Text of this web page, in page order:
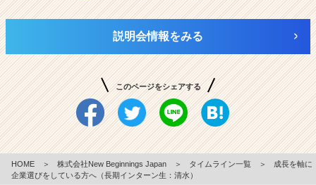
説明会情報をみる
このページをシェアする
HOME ＞ 株式会社New Beginnings Japan ＞ タイムライン一覧 ＞
成長を軸に
企業選びをしている方へ（長期インターン生：清水）